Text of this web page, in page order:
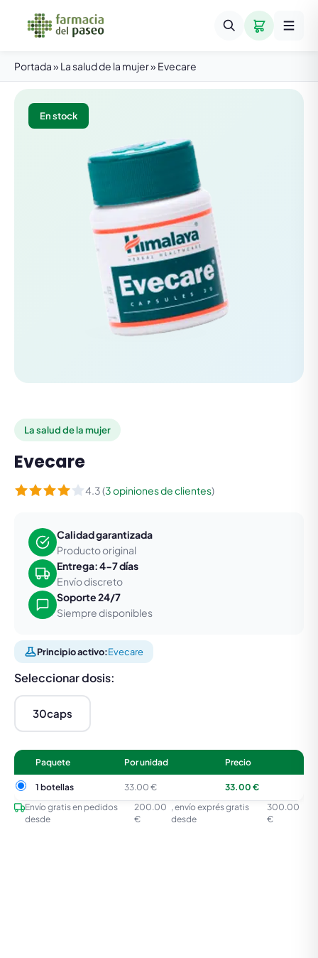
Portada» La salud de la mujer» Evecare
En stock
La salud de la mujer
Evecare
4.3 (3 opiniones de clientes)
Calidad garantizada
Producto original
Entrega: 4-7 días
Envío discreto
Soporte 24/7
Siempre disponibles
Principio activo:Evecare
Seleccionar dosis:
30caps
Paquete Por unidad Precio
1 botellas1 botellas 33.00 €
33.00 €
Envío gratis en pedidos
desde
200.00
€
, envío exprés gratis
desde
300.00
€